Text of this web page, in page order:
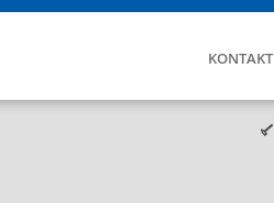
KONTAKT